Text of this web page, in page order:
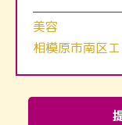
美容
相模原市南区